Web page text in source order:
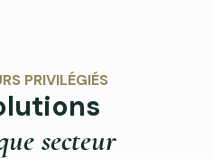
PRIVILÉGIÉS
secteur